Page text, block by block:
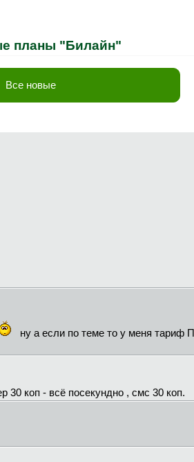
планы "Билайн"
Все новые
ну а если по теме то у меня
коп - всё посекундно , смс 30 коп.